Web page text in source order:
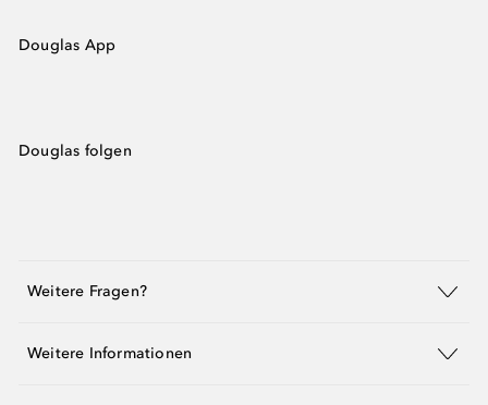
Douglas App
Douglas folgen
Weitere Fragen?
Weitere Informationen